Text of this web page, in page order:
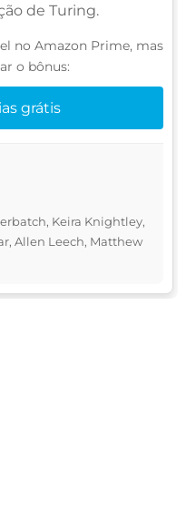
de Turing.
no Amazon Prime, mas
o bônus:
grátis
Keira Knightley,
Allen Leech, Matthew